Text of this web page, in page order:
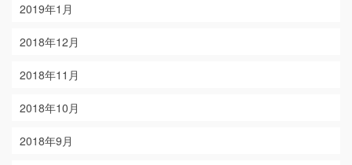
2019年1月
2018年12月
2018年11月
2018年10月
2018年9月